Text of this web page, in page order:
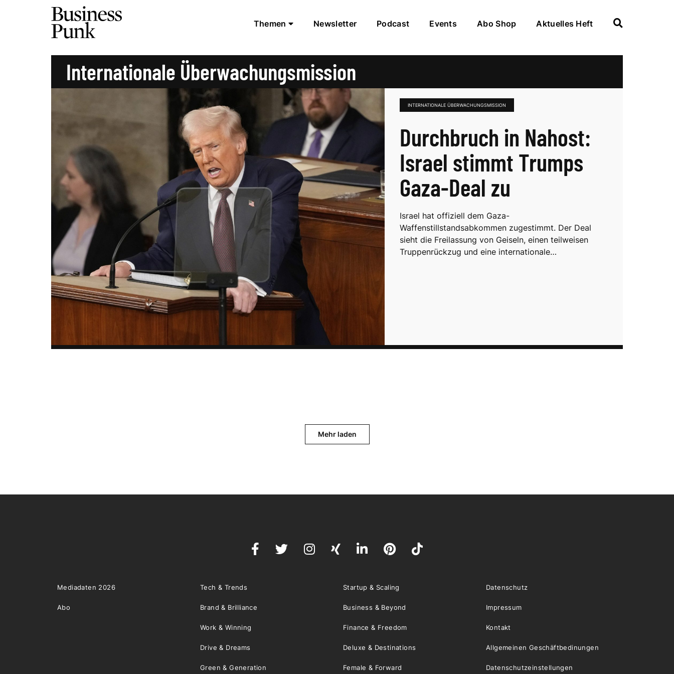
Themen Newsletter Podcast Events Abo Shop Aktuelles Heft
Internationale Überwachungsmission
INTERNATIONALE ÜBERWACHUNGSMISSION
Durchbruch in Nahost:
Israel stimmt Trumps
Gaza-Deal zu
Israel hat offiziell dem Gaza-
Waffenstillstandsabkommen zugestimmt. Der Deal
sieht die Freilassung von Geiseln, einen teilweisen
Truppenrückzug und eine internationale…
Mehr laden
Mediadaten 2026
Abo
Tech & Trends Startup & Scaling
Brand & Brilliance Business & Beyond
Work & Winning Finance & Freedom
Drive & Dreams Deluxe & Destinations
Green & Generation Female & Forward
Datenschutz
Impressum
Kontakt
Allgemeinen Geschäftbedinungen
Datenschutzeinstellungen